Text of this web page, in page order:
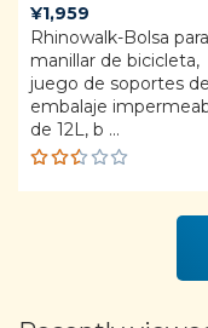
¥1,959
Rhinowalk-Bolsa para
manillar de bicicleta,
juego de soportes de
embalaje
de 12L, b ...
Rat